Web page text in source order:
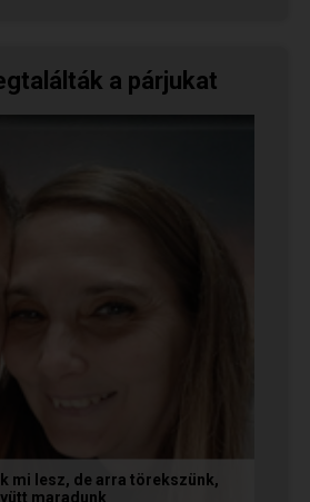
a párjukat
mi lesz, de arra törekszünk,
maradunk